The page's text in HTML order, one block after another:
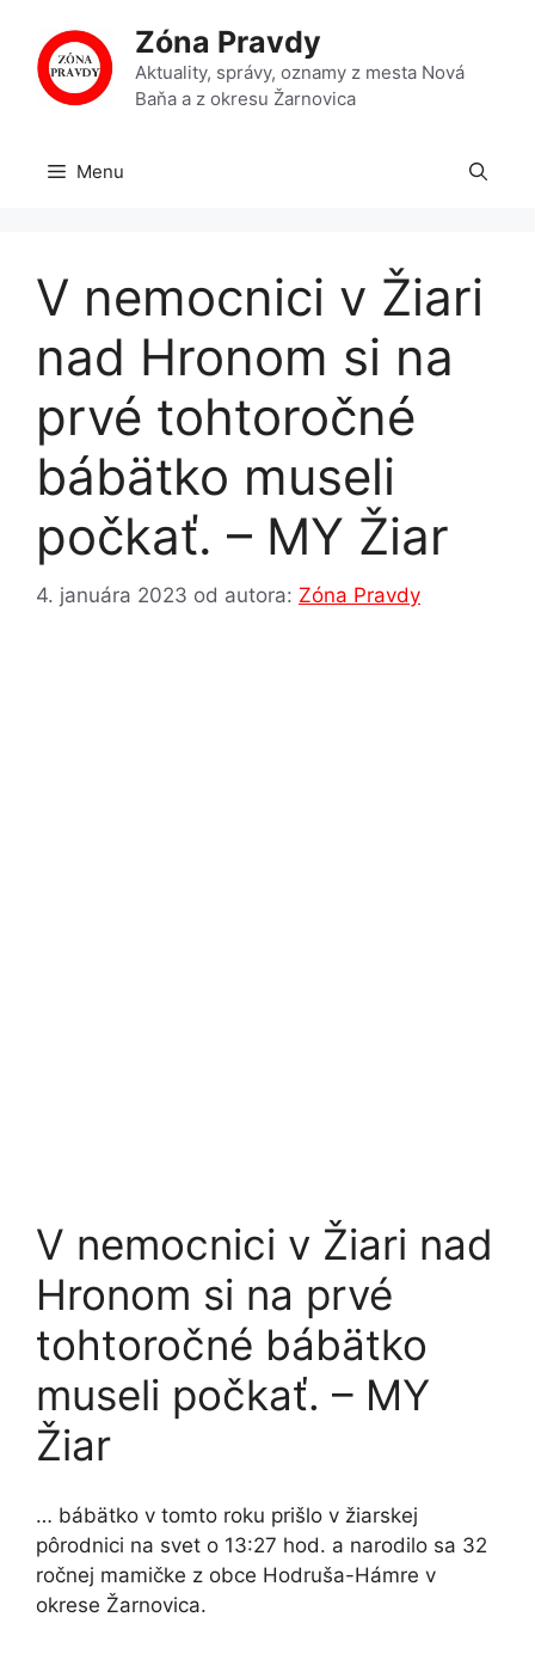
obsah
Zóna Pravdy
Aktuality, správy, oznamy z mesta Nová
Baňa a z okresu Žarnovica
Menu
V nemocnici v Žiari
nad Hronom si na
prvé tohtoročné
bábätko museli
počkať. – MY Žiar
4. januára 2023 od autora: Zóna Pravdy
V nemocnici v Žiari nad
Hronom si na prvé
tohtoročné bábätko
museli počkať. – MY
Žiar
… bábätko v tomto roku prišlo v žiarskej
pôrodnici na svet o 13:27 hod. a narodilo sa 32
ročnej mamičke z obce Hodruša-Hámre v
okrese Žarnovica.